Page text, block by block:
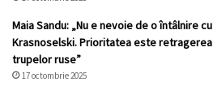
Maia Sandu: „Nu e nevoie de o întâlnire cu
Krasnoselski. Prioritatea este retragerea
trupelor ruse”
17 octombrie 2025